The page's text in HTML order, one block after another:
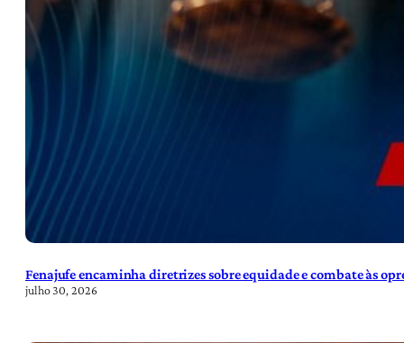
Fenajufe encaminha diretrizes sobre equidade e combate às
julho 30, 2026